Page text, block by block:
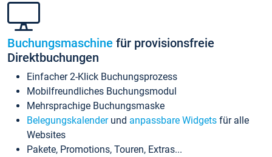
Buchungsmaschine für provisionsfreie
Direktbuchungen
Einfacher 2-Klick Buchungsprozess
Mobilfreundliches Buchungsmodul
Mehrsprachige Buchungsmaske
Belegungskalenderund anpassbare Widgets für alle
Websites
Pakete, Promotions, Touren, Extras...